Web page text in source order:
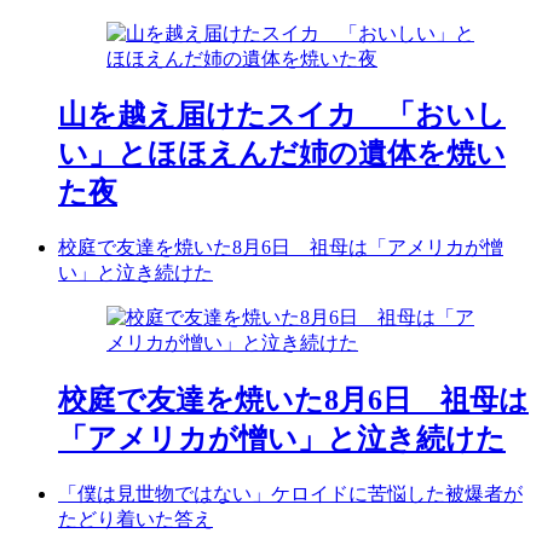
山を越え届けたスイカ 「おいし
い」とほほえんだ姉の遺体を焼い
た夜
校庭で友達を焼いた8月6日 祖母は「アメリカが憎
い」と泣き続けた
校庭で友達を焼いた8月6日 祖母は
「アメリカが憎い」と泣き続けた
「僕は見世物ではない」ケロイドに苦悩した被爆者が
たどり着いた答え